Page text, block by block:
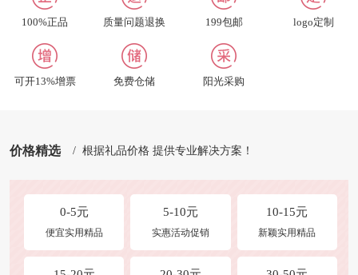
联系我们
合作及洽谈
修改收货地址
100%正品 质量问题退换 199包邮 logo定制
可开13%增票 免费仓储 阳光采购
价格精选 / 根据礼品价格 提供专业解决方案！
0-5元
便宜实用精品
5-10元
实惠活动促销
10-15元
新颖实用精品